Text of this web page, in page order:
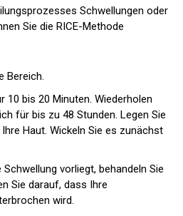
Schwellungen oder
Sie die RICE-Methode
Bereich.
10 bis 20 Minuten. Wiederholen
für bis zu 48 Stunden. Legen Sie
Haut. Wickeln Sie es zunächst
Schwellung vorliegt, behandeln Sie
Sie darauf, dass Ihre
wird.